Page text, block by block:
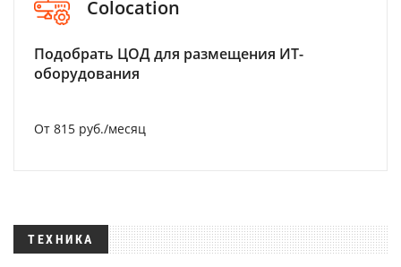
Colocation
Подобрать ЦОД для размещения ИТ-
оборудования
От 815 руб./месяц
ТЕХНИКА